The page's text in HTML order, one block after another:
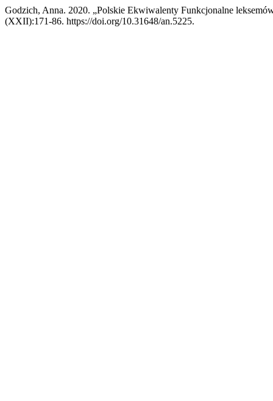
Godzich, Anna. 2020. „Polskie Ekwiwalenty Funkcjonalne
(XXII):171-86. https://doi.org/10.31648/an.5225.